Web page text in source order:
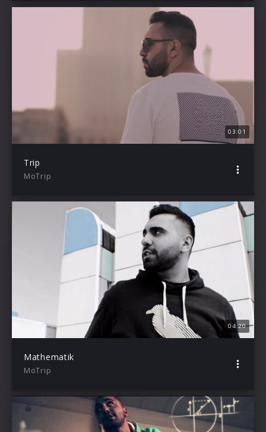
03:01
Trip
MoTrip
04:20
Mathematik
MoTrip